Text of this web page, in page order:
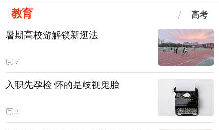
教育 高考
暑期高校游解锁新逛法
7
入职先孕检 怀的是歧视鬼胎
3